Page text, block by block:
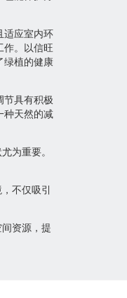
适应室内环
作。以信旺
绿植的健康
节具有积极
种天然的减
为重要。
不仅吸引
资源，提